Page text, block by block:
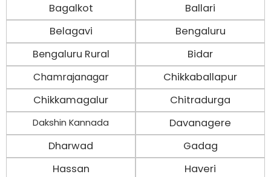
Bagalkot
Ballari
Belagavi
Bengaluru
Bengaluru Rural
Bidar
Chamrajanagar
Chikkaballapur
Chikkamagalur
Chitradurga
Dakshin Kannada
Davanagere
Dharwad
Gadag
Hassan
Haveri